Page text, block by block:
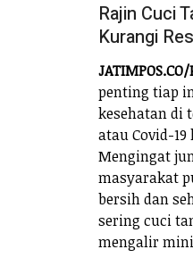
Rajin Cuci
Kurangi
penting tiap
kesehatan di
atau Covid-
Mengingat
masyarakat
bersih dan
sering cuci
mengalir